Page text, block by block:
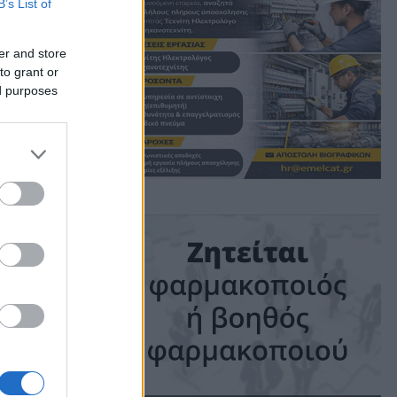
List of
and store
grant or
purposes